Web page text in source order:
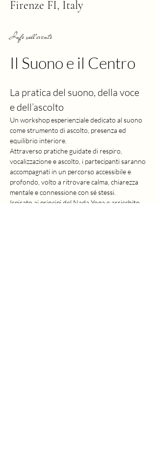
Firenze FI, Italy
Info sull'evento
Il Suono e il Centro
La pratica del suono, della voce
e dell’ascolto
Un workshop esperienziale dedicato al suono
come strumento di ascolto, presenza ed
equilibrio interiore.
Attraverso pratiche guidate di respiro,
vocalizzazione e ascolto, i partecipanti saranno
accompagnati in un percorso accessibile e
profondo, volto a ritrovare calma, chiarezza
mentale e connessione con sé stessi.
Ispirato ai principi del Nada Yoga e arricchito